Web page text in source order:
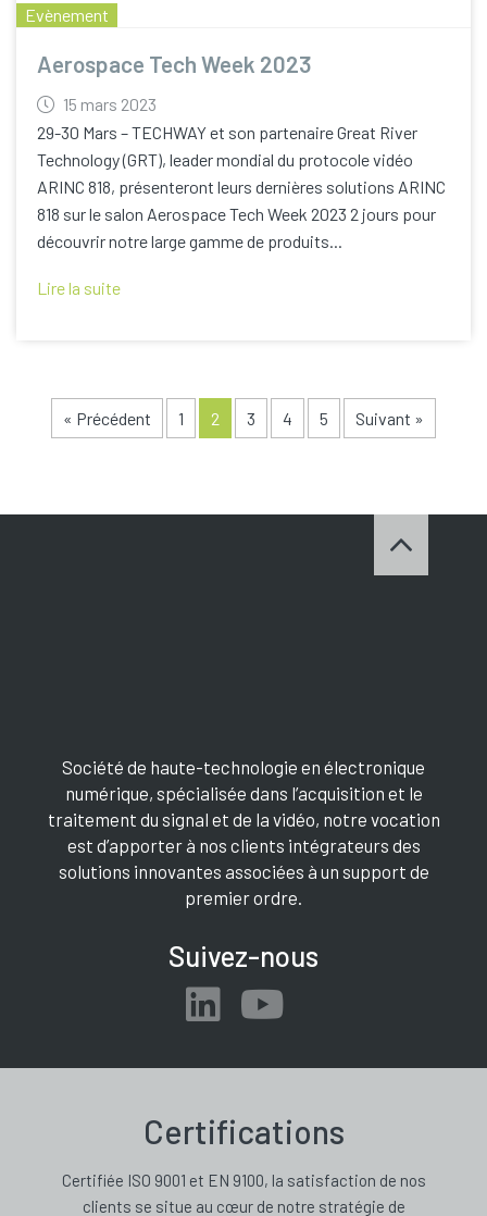
Evènement
Aerospace Tech Week 2023
15 mars 2023
29-30 Mars – TECHWAY et son partenaire Great River
Technology (GRT), leader mondial du protocole vidéo
ARINC 818, présenteront leurs dernières solutions ARINC
818 sur le salon Aerospace Tech Week 2023 2 jours pour
découvrir notre large gamme de produits...
Lire la suite
« Précédent 1 2 3 4 5 Suivant »
Société de haute-technologie en électronique
numérique, spécialisée dans l’acquisition et le
traitement du signal et de la vidéo, notre vocation
est d’apporter à nos clients intégrateurs des
solutions innovantes associées à un support de
premier ordre.
Suivez-nous
Certifications
Certifiée ISO 9001 et EN 9100, la satisfaction de nos
clients se situe au cœur de notre stratégie de